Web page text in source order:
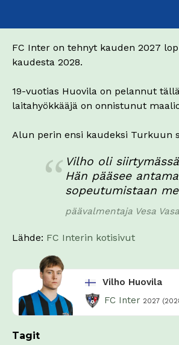
FC Inter on tehnyt kauden 2027
kaudesta 2028.
19-vuotias Huovila on pelannut
laitahyökkääjä on onnistunut
Alun perin ensi kaudeksi Turkuun
Vilho oli
Hän pääsee
sopeutumistaan
päävalmentaja Vesa
Lähde: FC Interin kotisivut
Vilho Huovila
FC Inter 2027
Tagit